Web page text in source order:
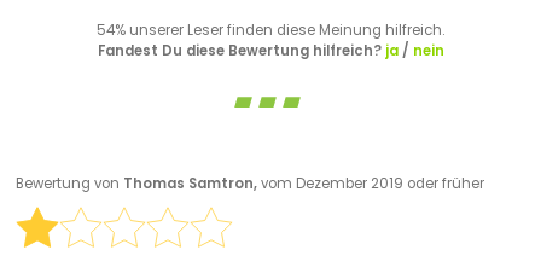
54% unserer Leser finden diese Meinung hilfreich.
Fandest Du diese Bewertung hilfreich? ja/ nein
Bewertung von Thomas Samtron,vom Dezember 2019 oder früher